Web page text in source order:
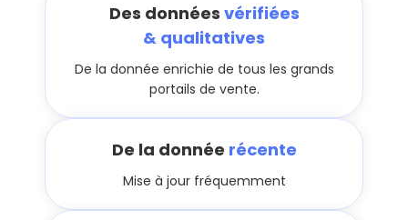
Des données vérifiées
& qualitatives
De la donnée enrichie de tous les grands
portails de vente.
De la donnée récente
Mise à jour fréquemment